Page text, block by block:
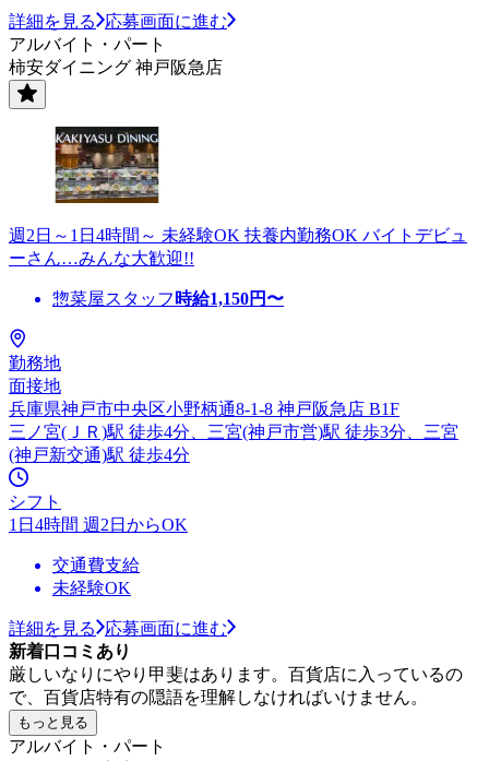
詳細を見る
応募画面に進む
アルバイト・パート
柿安ダイニング 神戸阪急店
週2日～1日4時間～ 未経験OK 扶養内勤務OK バイトデビュ
ーさん…みんな大歓迎!!
惣菜屋スタッフ 時給1,150円〜
勤務地
面接地
兵庫県神戸市中央区小野柄通8-1-8 神戸阪急店 B1F
三ノ宮(ＪＲ)駅 徒歩4分、三宮(神戸市営)駅 徒歩3分、三宮
(神戸新交通)駅 徒歩4分
シフト
1日4時間 週2日からOK
交通費支給
未経験OK
詳細を見る
応募画面に進む
新着口コミあり
厳しいなりにやり甲斐はあります。百貨店に入っているの
で、百貨店特有の隠語を理解しなければいけません。
もっと見る
アルバイト・パート